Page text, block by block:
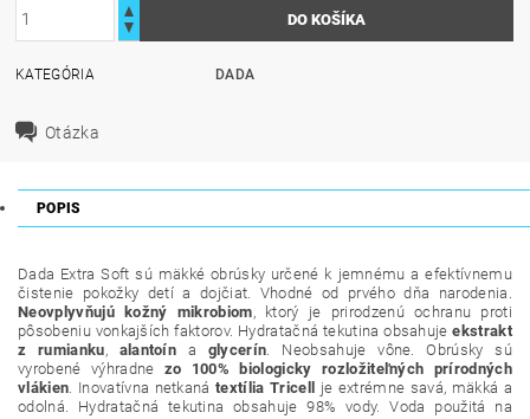
KATEGÓRIA DADA
Otázka
POPIS
Dada Extra Soft sú mäkké obrúsky určené k jemnému a efektívnemu
čistenie pokožky detí a dojčiat. Vhodné od prvého dňa narodenia.
Neovplyvňujú kožný mikrobiom, ktorý je prirodzenú ochranu proti
pôsobeniu vonkajších faktorov. Hydratačná tekutina obsahujeekstrakt
z
rumianku, alantoín a glycerín. Neobsahuje vône. Obrúsky sú
vyrobené výhradne zo 100% biologicky rozložiteľných prírodných
vlákien. Inovatívna netkanátextília Tricell
je extrémne savá, mäkká a
odolná. Hydratačná tekutina obsahuje 98% vody. Voda použitá na